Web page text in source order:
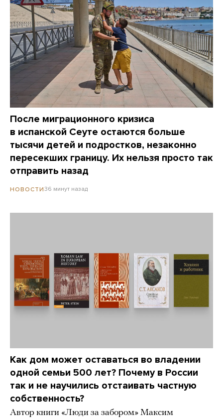
После миграционного кризиса
в испанской Сеуте остаются больше
тысячи детей и подростков, незаконно
пересекших границу. Их нельзя просто так
отправить назад
НОВОСТИ36 минут назад
Как дом может оставаться во владении
одной семьи 500 лет? Почему в России
так и не научились отстаивать частную
собственность?
Автор книги «Люди за забором» Максим